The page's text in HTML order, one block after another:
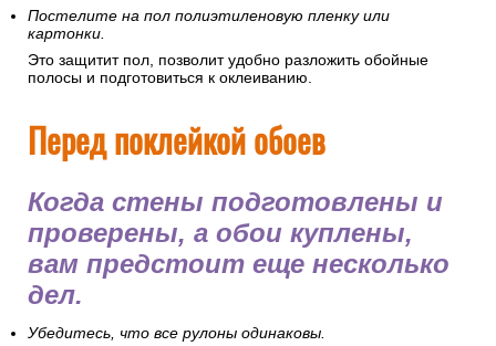
Постелите на пол полиэтиленовую пленку или
картонки.
Это защитит пол, позволит удобно разложить обойные
полосы и подготовиться к оклеиванию.
Перед поклейкой обоев
Когда стены подготовлены и
проверены, а обои куплены,
вам предстоит еще несколько
дел.
Убедитесь, что все рулоны одинаковы.